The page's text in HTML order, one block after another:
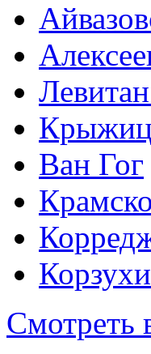
Ван Гог
Смотреть